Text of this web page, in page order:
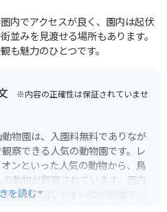
内でアクセスが良く、園内は起伏
並みを見渡せる場所もあります。
も魅力のひとつです。
※内容の正確性は保証されていませ
物園は、入園料無料でありなが
察できる人気の動物園です。レ
ンといった人気の動物から、鳥
動物が飼育されています。園内
れでも回りやすいのが特徴で
を読む